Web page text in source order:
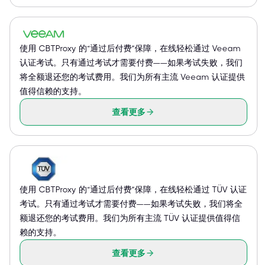
使用 CBTProxy 的“通过后付费”保障，在线轻松通过 Veeam
认证考试。只有通过考试才需要付费——如果考试失败，我们
将全额退还您的考试费用。我们为所有主流 Veeam 认证提供
值得信赖的支持。
查看更多
使用 CBTProxy 的“通过后付费”保障，在线轻松通过 TÜV 认证
考试。只有通过考试才需要付费——如果考试失败，我们将全
额退还您的考试费用。我们为所有主流 TÜV 认证提供值得信
赖的支持。
查看更多